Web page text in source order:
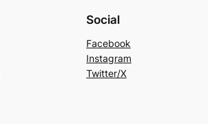
Social
Facebook
Instagram
Twitter/X